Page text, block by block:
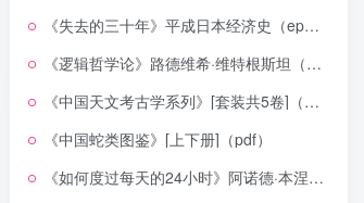
《失去的三十年》平成日本经济史（epub+mobi+azw3+pdf）
《逻辑哲学论》路德维希·维特根斯坦（epub+mobi+azw3+pdf）
《中国天文考古学系列》[套装共5卷]（epub+mobi+azw3+pdf）
《中国蛇类图鉴》[上下册]（pdf）
《如何度过每天的24小时》阿诺德·本涅特（epub+mobi+azw3+pdf）